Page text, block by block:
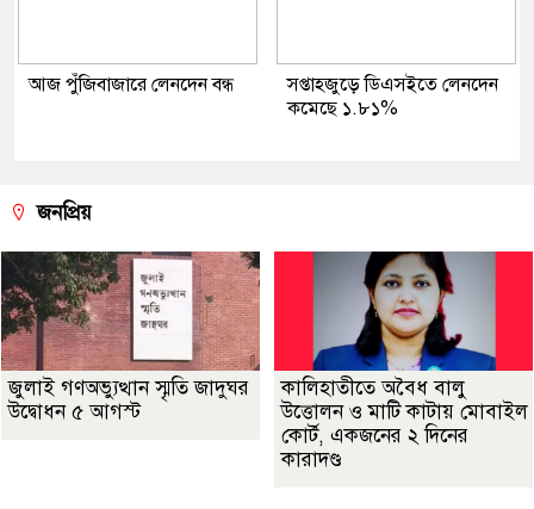
আজ পুঁজিবাজারে লেনদেন বন্ধ
সপ্তাহজুড়ে ডিএসইতে লেনদেন
কমেছে ১.৮১%
জনপ্রিয়
জুলাই গণঅভ্যুত্থান স্মৃতি জাদুঘর
উদ্বোধন ৫ আগস্ট
কালিহাতীতে অবৈধ বালু
উত্তোলন ও মাটি কাটায় মোবাইল
কোর্ট, একজনের ২ দিনের
কারাদণ্ড